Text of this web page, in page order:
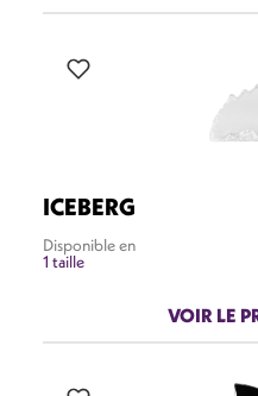
ICEBERG
Disponible en
1 taille
VOIR LE